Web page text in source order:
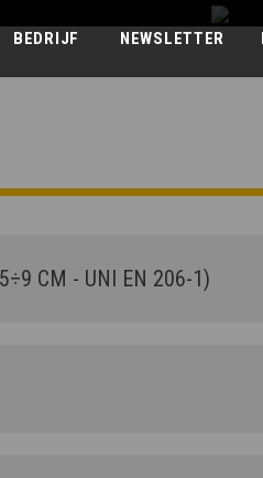
NEWSLETTER
BEDRIJF
CM - UNI EN 206-1)